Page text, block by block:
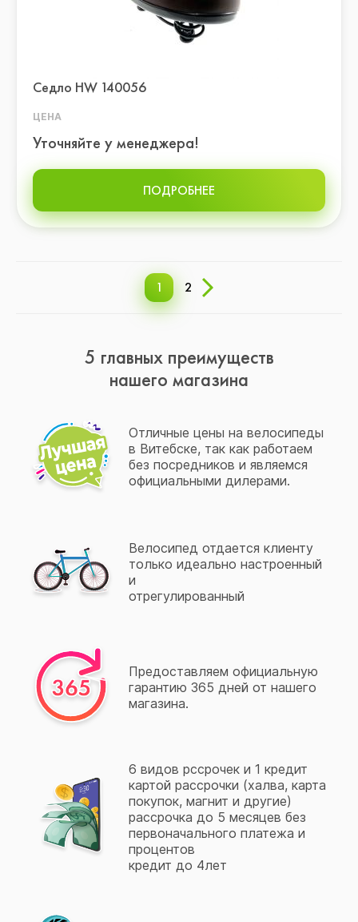
Седло HW 140056
ЦЕНА
Уточняйте у менеджера!
ПОДРОБНЕЕ
1 2
5 главных преимуществ
нашего магазина
Отличные цены на велосипеды
в Витебске, так как работаем
без посредников и являемся
официальными дилерами.
Велосипед отдается клиенту
только идеально настроенный
и
отрегулированный
Предоставляем официальную
гарантию 365 дней от нашего
магазина.
6 видов рссрочек и 1 кредит
картой рассрочки (халва, карта
покупок, магнит и другие)
рассрочка до 5 месяцев без
первоначального платежа и
процентов
кредит до 4лет